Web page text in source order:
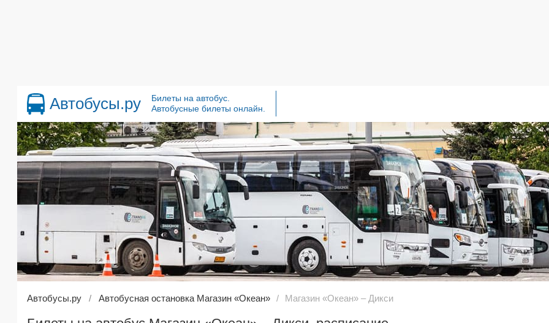
Автобусы.ру
Билеты на автобус.
Автобусные билеты онлайн.
Автобусы.ру Автобусная остановка Магазин «Океан» Магазин «Океан» – Дикси